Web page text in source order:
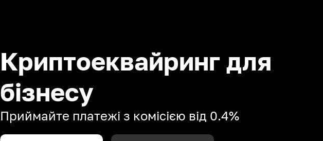
Криптоеквайринг для
бізнесу
Приймайте платежі з комісією від 0.4%